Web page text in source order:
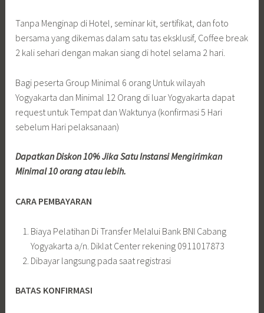
Tanpa Menginap di Hotel, seminar kit, sertifikat, dan foto
bersama yang dikemas dalam satu tas eksklusif, Coffee break
2 kali sehari dengan makan siang di hotel selama 2 hari.
Bagi peserta Group Minimal 6 orang Untuk wilayah
Yogyakarta dan Minimal 12 Orang di luar Yogyakarta dapat
request untuk Tempat dan Waktunya (konfirmasi 5 Hari
sebelum Hari pelaksanaan)
Dapatkan Diskon 10% Jika Satu Instansi Mengirimkan
Minimal 10 orang atau lebih.
CARA PEMBAYARAN
Biaya Pelatihan Di Transfer Melalui Bank BNI Cabang
Yogyakarta a/n. Diklat Center rekening 0911017873
Dibayar langsung pada saat registrasi
BATAS KONFIRMASI